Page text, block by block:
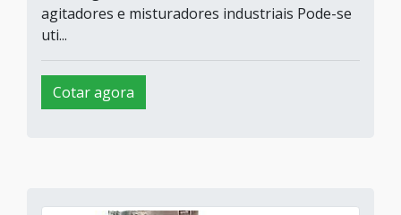
agitadores e misturadores industriais Pode-se
uti...
Cotar agora